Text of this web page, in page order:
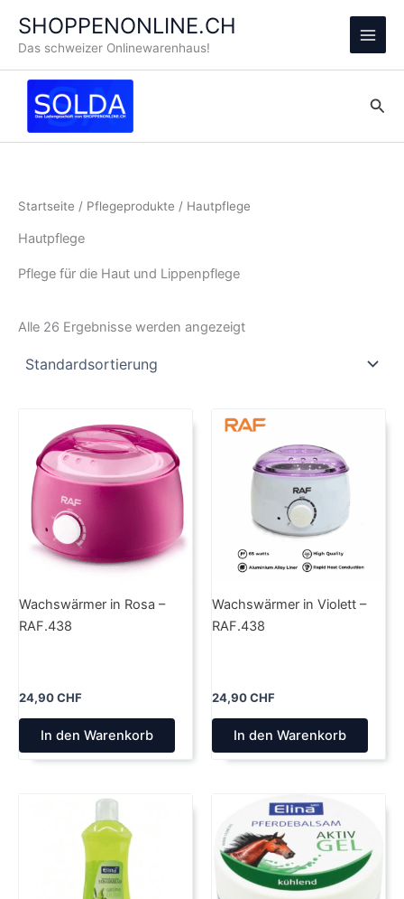
Inhalt
springen
SHOPPENONLINE.CH
Das schweizer Onlinewarenhaus!
Main
Startseite / Pflegeprodukte / Hautpflege
Hautpflege
Pflege für die Haut und Lippenpflege
Alle 26 Ergebnisse werden angezeigt
Wachswärmer in Rosa –
RAF.438
24,90CHF
In den Warenkorb
Wachswärmer in Violett –
RAF.438
24,90CHF
In den Warenkorb